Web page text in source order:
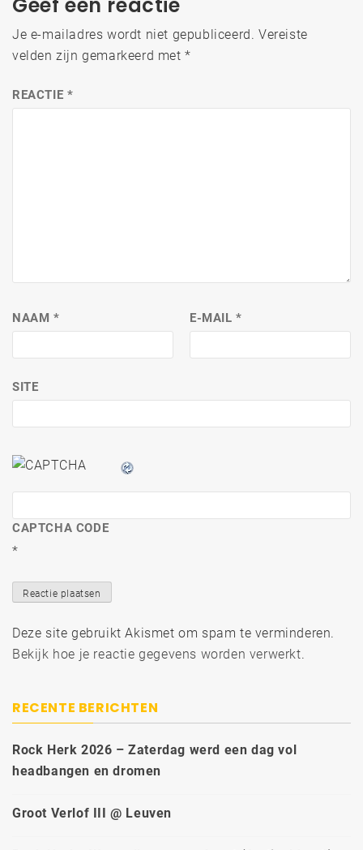
Geef een reactie
Je e-mailadres wordt niet gepubliceerd. Vereiste
velden zijn gemarkeerd met*
REACTIE *
NAAM * E-MAIL*
SITE
CAPTCHA CODE
*
Deze site gebruikt Akismet om spam te verminderen.
Bekijk hoe je reactie gegevens worden verwerkt.
RECENTE BERICHTEN
Rock Herk 2026 – Zaterdag werd een dag vol
headbangen en dromen
Groot Verlof III @ Leuven